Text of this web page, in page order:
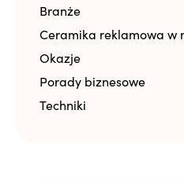
Branże
Ceramika reklamowa w
Okazje
Porady biznesowe
Techniki